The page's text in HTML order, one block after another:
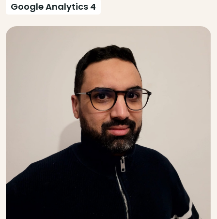
Google Analytics 4